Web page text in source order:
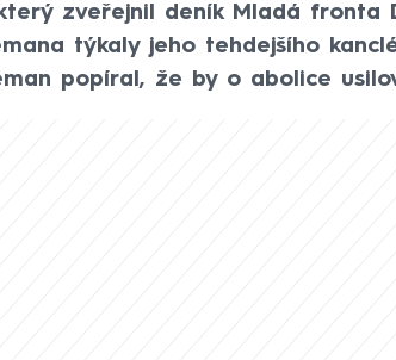
zveřejnil deník Mladá fronta
týkaly jeho tehdejšího
popíral, že by o abolice